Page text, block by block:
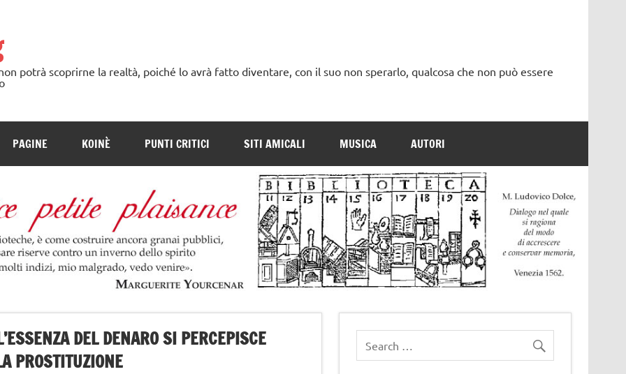
potrà scoprirne la realtà, poiché lo avrà fatto diventare, con il suo non sperarlo, qualcosa che non può essere
PAGINE KOINÈ PUNTI CRITICI SITI AMICALI MUSICA AUTORI
DEL DENARO SI PERCEPISCE
PROSTITUZIONE